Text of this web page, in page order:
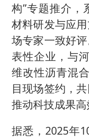
构”专题推介，
材料研发与应
场专家一致好
表性企业，与
维改性沥青混
目现场签约，
推动科技成果高
据悉，2025年